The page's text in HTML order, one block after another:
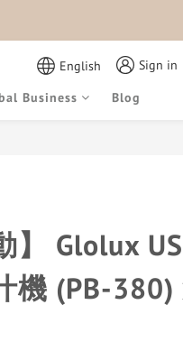
English
Sign in
Business Blog
】 Glolux
機 (PB-380)